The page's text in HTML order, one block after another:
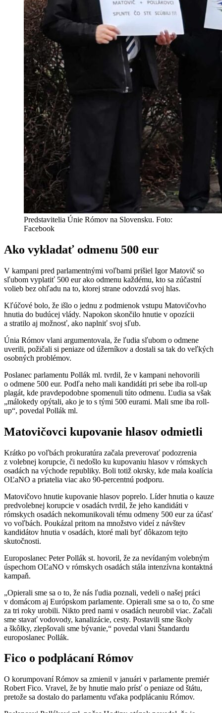
Predstavitelia Únie Rómov na Slovensku. Foto:
Facebook
Ako vykladať odmenu 500 eur
V kampani pred parlamentnými voľbami prišiel Igor Matovič so
sľubom vyplatiť 500 eur ako odmenu každému, kto sa zúčastní
volieb bez ohľadu na to, ktorej strane odovzdá svoj hlas.
Kľúčové bolo, že išlo o jednu z podmienok vstupu Matovičovho
hnutia do budúcej vlády. Napokon skončilo hnutie v opozícii
a stratilo aj možnosť, ako naplniť svoj sľub.
Únia Rómov vlani argumentovala, že ľudia sľubom o odmene
uverili, požičali si peniaze od úžerníkov a dostali sa tak do veľkých
osobných problémov.
Poslanec parlamentu Pollák ml. tvrdil, že v kampani nehovorili
o odmene 500 eur. Podľa neho mali kandidáti pri sebe iba roll-up
plagát, kde pravdepodobne spomenuli túto odmenu. Ľudia sa však
„málokedy opýtali, ako je to s tými 500 eurami. Mali sme iba roll-
up“, povedal Pollák ml.
Matovičovci kupovanie hlasov odmietli
Krátko po voľbách prokuratúra začala preverovať podozrenia
z volebnej korupcie, či nedošlo ku kupovaniu hlasov v rómskych
osadách na východe republiky. Boli totiž okrsky, kde mala koalícia
OĽaNO a priatelia viac ako 90-percentnú podporu.
Matovičovo hnutie kupovanie hlasov poprelo. Líder hnutia o kauze
predvolebnej korupcie v osadách tvrdil, že jeho kandidáti v
rómskych osadách nekomunikovali tému odmeny 500 eur za účasť
vo voľbách. Poukázal pritom na množstvo videí z návštev
kandidátov hnutia v osadách, ktoré mali byť dôkazom tejto
skutočnosti.
Europoslanec Peter Pollák st. hovoril, že za nevídaným volebným
úspechom OĽaNO v rómskych osadách stála intenzívna kontaktná
kampaň.
„Opierali sme sa o to, že nás ľudia poznali, vedeli o našej práci
v domácom aj Európskom parlamente. Opierali sme sa o to, čo sme
za tri roky urobili. Nikto pred nami v osadách neurobil viac. Začali
sme stavať vodovody, kanalizácie, cesty. Postavili sme školy
a škôlky, zlepšovali sme bývanie,“ povedal vlani Štandardu
europoslanec Pollák.
Fico o podplácaní Rómov
O korumpovaní Rómov sa zmienil v januári v parlamente premiér
Robert Fico. Vravel, že by hnutie malo prísť o peniaze od štátu,
pretože sa dostalo do parlamentu vďaka podplácaniu Rómov.